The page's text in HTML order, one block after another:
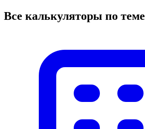
Все калькуляторы по теме